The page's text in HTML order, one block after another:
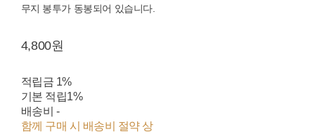
무지 봉투가 동봉되어 있습니다.
4,800원
적립금 1%
기본 적립1%
배송비 -
함께 구매 시 배송비 절약 상